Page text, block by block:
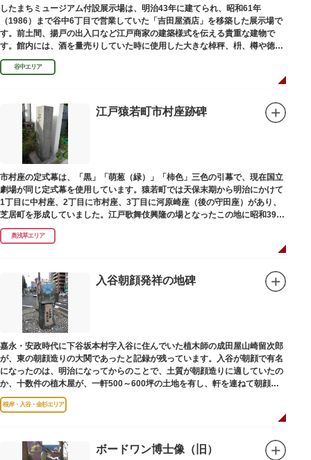
したまちミュージアム付設展示場は、明治43年に建てられ、昭和61年
（1986）まで谷中6丁目で営業していた「吉田屋酒店」を移築した展示場で
す。前土間、揚戸の出入口など江戸商家の建築様式を伝える貴重な建物で
す。館内には、酒を量売りしていた時に使用した大きな棹秤、枡、樽や徳
利、宣伝用ポスターなどの資料を展示しています。
谷中エリア
江戸猿若町市村座跡碑
市村座の定式幕は、「黒」「萌葱（緑）」「柿色」三色の引幕で、現在国立
劇場が同じ定式幕を使用しています。猿若町では天保末期から明治にかけて
1丁目に中村座、2丁目に市村座、3丁目に河原崎座（後の守田座）があり、
芝居町を形成していました。江戸歌舞伎興隆の場となったこの地に昭和39年
（1964）に跡碑が建てられました。
奥浅草エリア
入谷朝顔発祥の地碑
嘉永・安政時代に下谷坂本村字入谷に住んでいた植木師の成田屋山崎留次郎
が、東の朝顔造りの大関であったと記録が残っています。入谷が朝顔で有名
になったのは、明治になってからのことで、土質が朝顔造りに適していたの
か、十数件の植木屋が、一軒500～600坪の土地を有し、軒を連ねて朝顔造
りをはじめました。
根岸・入谷・金杉エリア
ボードワン博士像（旧）